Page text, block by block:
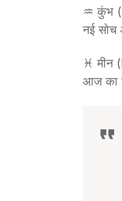
♒ कुंभ
नई सोच
♓ मीन
आज का